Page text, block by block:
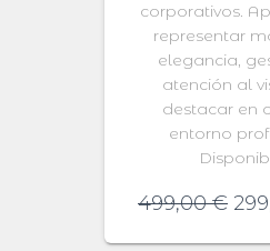
corporativos.
representar
elegancia,
atención al
destacar en
entorno
499,00€ El